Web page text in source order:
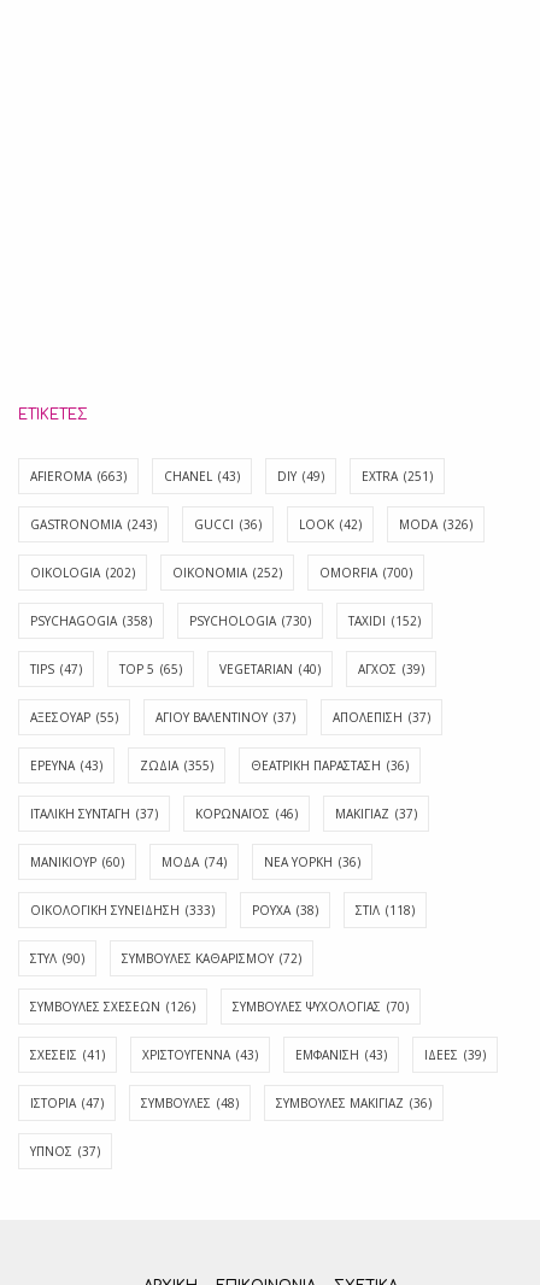
ΕΤΙΚΈΤΕΣ
AFIEROMA (663) CHANEL (43) DIY (49) EXTRA (251)
GASTRONOMIA (243) GUCCI (36) LOOK (42) MODA (326)
OIKOLOGIA (202) OIKONOMIA (252) OMORFIA (700)
PSYCHAGOGIA (358) PSYCHOLOGIA (730) TAXIDI (152)
TIPS (47) TOP 5 (65) VEGETARIAN (40) ΑΓΧΟΣ (39)
ΑΞΕΣΟΥΑΡ (55) ΑΓΊΟΥ ΒΑΛΕΝΤΊΝΟΥ (37) ΑΠΟΛΈΠΙΣΗ (37)
ΕΡΕΥΝΑ (43) ΖΩΔΙΑ (355) ΘΕΑΤΡΙΚΗ ΠΑΡΑΣΤΑΣΗ (36)
ΙΤΑΛΙΚΗ ΣΥΝΤΑΓΗ (37) ΚΟΡΩΝΑΪΟΣ (46) ΜΑΚΙΓΙΑΖ (37)
ΜΑΝΙΚΙΟΥΡ (60) ΜΟΔΑ (74) ΝΕΑ ΥΟΡΚΗ (36)
ΟΙΚΟΛΟΓΙΚΗ ΣΥΝΕΙΔΗΣΗ (333) ΡΟΥΧΑ (38) ΣΤΙΛ (118)
ΣΤΥΛ (90) ΣΥΜΒΟΥΛΕΣ ΚΑΘΑΡΙΣΜΟΥ (72)
ΣΥΜΒΟΥΛΕΣ ΣΧΕΣΕΩΝ (126) ΣΥΜΒΟΥΛΕΣ ΨΥΧΟΛΟΓΙΑΣ (70)
ΣΧΕΣΕΙΣ (41) ΧΡΙΣΤΟΥΓΕΝΝΑ (43) ΕΜΦΆΝΙΣΗ (43) ΙΔΈΕΣ (39)
ΙΣΤΟΡΊΑ (47) ΣΥΜΒΟΥΛΈΣ (48) ΣΥΜΒΟΥΛΈΣ ΜΑΚΙΓΙΆΖ (36)
ΎΠΝΟΣ (37)